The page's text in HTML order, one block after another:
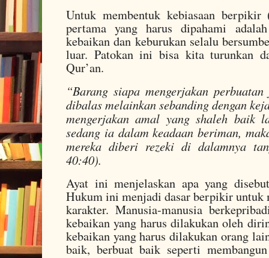
Untuk membentuk kebiasaan
pertama yang harus dipahami
kebaikan dan keburukan selalu
luar. Patokan ini bisa kita turunkan
Qur’an.
“Barang siapa mengerjakan
dibalas melainkan sebanding dengan
mengerjakan amal yang shaleh baik
sedang ia dalam keadaan beriman,
mereka diberi rezeki di dalamnya
40:40).
Ayat ini menjelaskan apa yang
Hukum ini menjadi dasar berpikir untuk
karakter. Manusia-manusia
kebaikan yang harus dilakukan oleh
kebaikan yang harus dilakukan orang
baik, berbuat baik seperti